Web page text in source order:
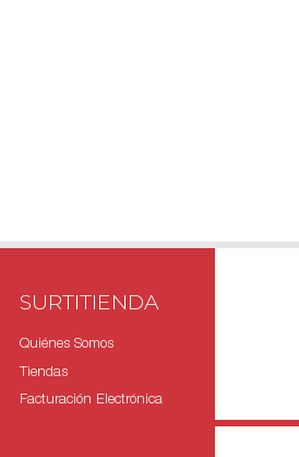
SURTITIENDA
Quiénes Somos
Tiendas
Facturación Electrónica